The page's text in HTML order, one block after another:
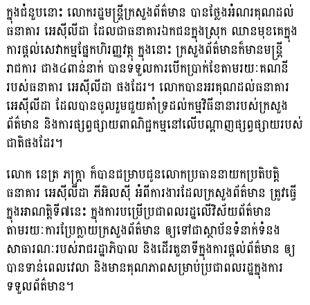
ក្នុងជំនួបនោះ លោករដ្ឋមន្ដ្រីក្រសួងព័ត៌មាន បានថ្លែងអំណរគុណដល់
ធនាគារ អេស៊ីលីដា ដែលជាធនាគារឯកជនក្នុងស្រុក ឈានមុខគេក្នុង
ការផ្ដល់សេវាកម្មផ្នែកហិរញ្ញវត្ថុ ក្នុងនោះ ក្រសួងព័ត៌មានក៏មានមន្រ្ដី
រាជការ ជាង៤ពាន់នាក់ បានទទួលការបើកប្រាក់ខែតាមរយៈគណនី
របស់ធនាគារ អេស៊ីលីដា ផងដែរ។ លោកបានអរគុណដល់ធនាគារ
អេស៊ីលីដា ដែលបានចូលរួមជួយគាំទ្រដល់កម្មវិធីនានារបស់ក្រសួង
ព័ត៌មាន និងការផ្សព្វផ្សាយពាណិជ្ជកម្មនៅលើបណ្ដាញផ្សព្វផ្សាយរបស់
ជាតិផងដែរ។
លោក នេត្រ ភក្រ្ដា ក៏បានជម្រាបជូនលោកប្រធាននាយកប្រតិបត្តិ
ធនាគារ អេស៊ីលីដា ភីអិលស៊ី អំពីការងារដែលក្រសួងព័ត៌មាន ត្រូវធ្វើ
ក្នុងអាណត្ដិទី៧នេះ ក្នុងការបម្រើប្រជាពលរដ្ឋលើវិស័យព័ត៌មាន
តាមរយៈការប្រែក្លាយក្រសួងព័ត៌មាន ឲ្យទៅជាស្ថាប័នទំនាក់ទំនង
សាធារណៈរបស់រាជរដ្ឋាភិបាល និងដើរតួនាទីក្នុងការផ្ដល់ព័ត៌មាន ឲ្យ
បានទាន់ពេលវេលា និងមានគុណភាពសម្រាប់ប្រជាពលរដ្ឋក្នុងការ
ទទួលព័ត៌មាន។